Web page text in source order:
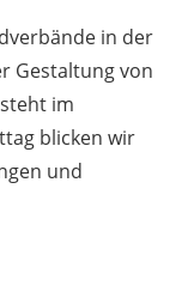
in der
Gestaltung von
im
blicken wir
und